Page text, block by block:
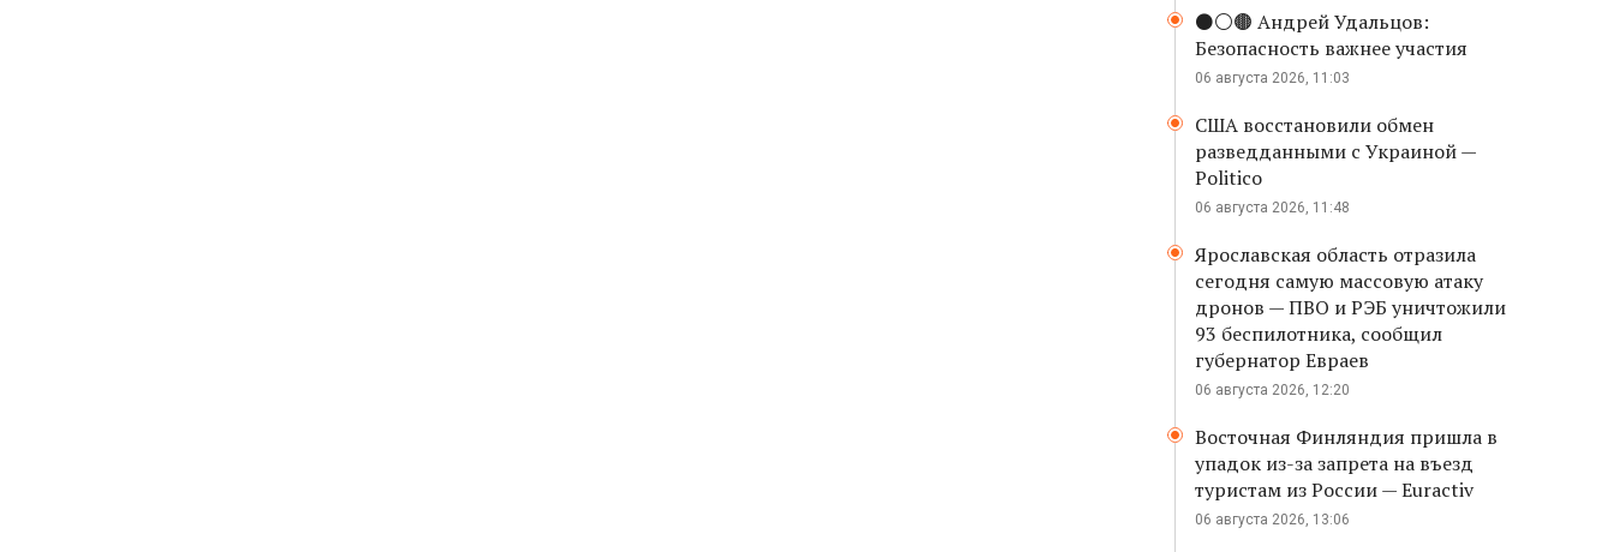
⚫️⚪️🟤 Андрей Удальцов:
Безопасность важнее участия
06 августа 2026, 11:03
США восстановили обмен
разведданными с Украиной —
Politico
06 августа 2026, 11:48
Ярославская область отразила
сегодня самую массовую атаку
дронов — ПВО и РЭБ уничтожили
93 беспилотника, сообщил
губернатор Евраев
06 августа 2026, 12:20
Восточная Финляндия пришла в
упадок из-за запрета на въезд
туристам из России — Euractiv
06 августа 2026, 13:06